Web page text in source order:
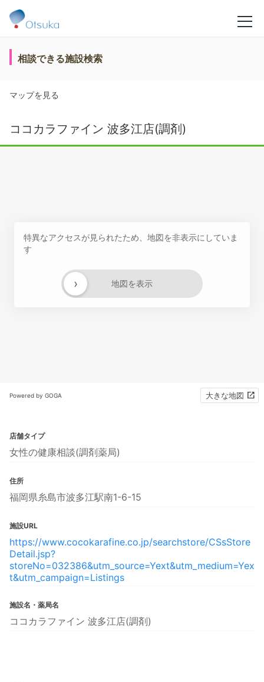
相談できる施設検索
マップを見る
ココカラファイン 波多江店(調剤)
特異なアクセスが見られたため、地図を非表示にしていま
す
地図を表示
›
Powered by GOGA 大きな地図
店舗タイプ
女性の健康相談(調剤薬局)
住所
福岡県糸島市波多江駅南1-6-15
施設URL
https://www.cocokarafine.co.jp/searchstore/CSsStore
Detail.jsp?
storeNo=032386&utm_source=Yext&utm_medium=Yex
t&utm_campaign=Listings
施設名・薬局名
ココカラファイン 波多江店(調剤)